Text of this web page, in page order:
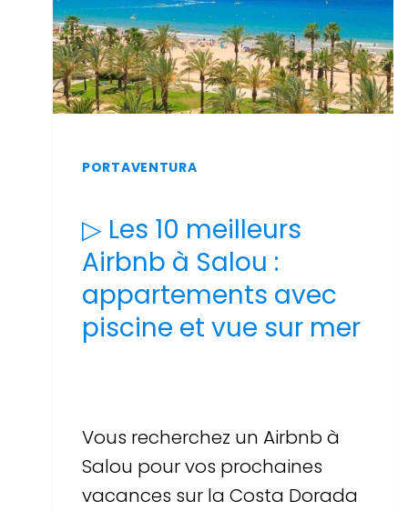
PORTAVENTURA
▷ Les 10 meilleurs
Airbnb à Salou :
appartements avec
piscine et vue sur mer
Vous recherchez un Airbnb à
Salou pour vos prochaines
vacances sur la Costa Dorada